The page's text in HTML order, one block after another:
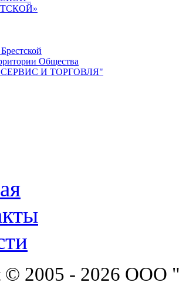
Общества
И ТОРГОВЛЯ"
© 2005 - 2026 ООО